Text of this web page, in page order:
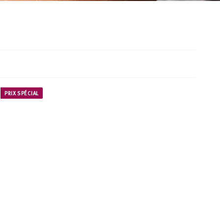
PRIX SPÉCIAL